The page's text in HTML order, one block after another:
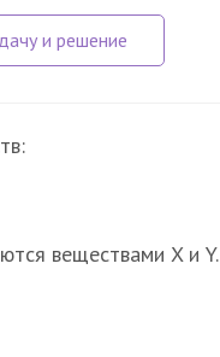
веществами X и Y.